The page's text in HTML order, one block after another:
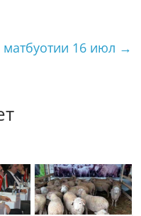
16 июл →